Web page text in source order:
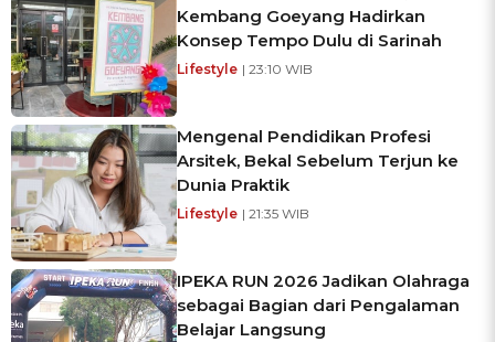
Kembang Goeyang Hadirkan
Konsep Tempo Dulu di Sarinah
Lifestyle | 23:10 WIB
Mengenal Pendidikan Profesi
Arsitek, Bekal Sebelum Terjun ke
Dunia Praktik
Lifestyle | 21:35 WIB
IPEKA RUN 2026 Jadikan Olahraga
sebagai Bagian dari Pengalaman
Belajar Langsung